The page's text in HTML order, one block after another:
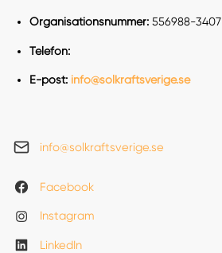
Organisationsnummer: 556988-3407
Telefon:
E-post: info@solkraftsverige.se
info@solkraftsverige.se
Facebook
Instagram
LinkedIn